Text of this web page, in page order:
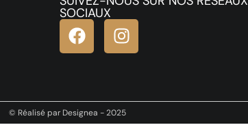
SOCIAUX
© Réalisé par Designea - 2025